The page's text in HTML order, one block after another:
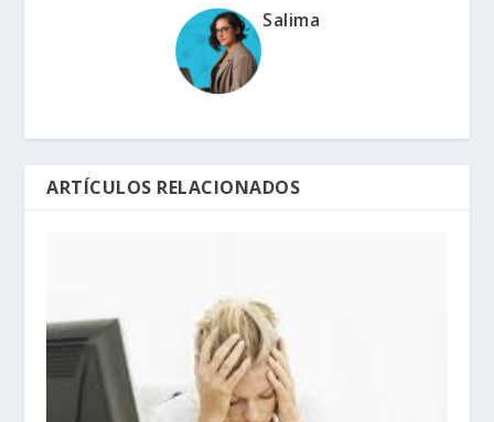
Salima
ARTÍCULOS RELACIONADOS